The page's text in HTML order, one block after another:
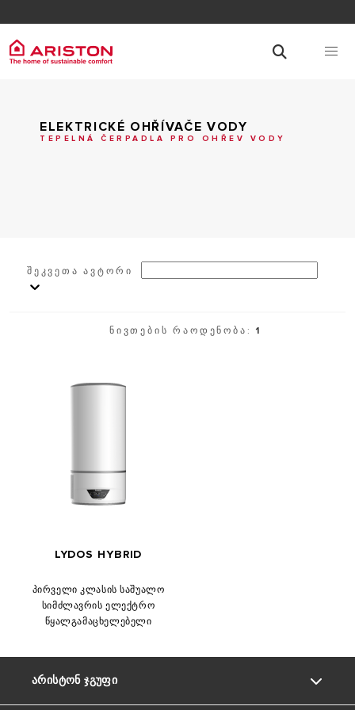
ELEKTRICKÉ OHŘÍVAČE VODY
TEPELNÁ ČERPADLA PRO OHŘEV VODY
ᲨᲔᲙᲕᲔᲗᲐ ᲐᲕᲢᲝᲠᲘ
ᲜᲘᲕᲗᲔᲑᲘᲡ ᲠᲐᲝᲓᲔᲜᲝᲑᲐ:1
LYDOS HYBRID
პირველი კლასის საშუალო
სიმძლავრის ელექტრო
წყალგამაცხელებელი
ᲐᲠᲘᲡᲢᲝᲜ ᲯᲒᲣᲤᲘ